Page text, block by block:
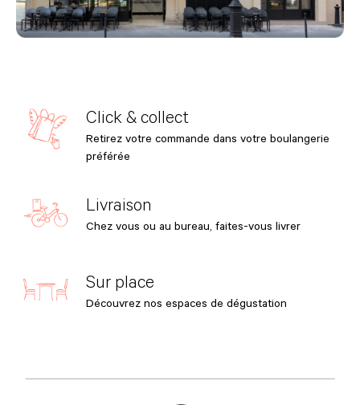
Click & collect
Retirez votre commande dans votre boulangerie
préférée
Livraison
Chez vous ou au bureau, faites-vous livrer
Sur place
Découvrez nos espaces de dégustation